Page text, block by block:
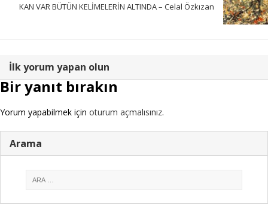
KAN VAR BÜTÜN KELİMELERİN ALTINDA – Celal Özkızan
İlk yorum yapan olun
Bir yanıt bırakın
Yorum yapabilmek için oturum açmalısınız.
Arama